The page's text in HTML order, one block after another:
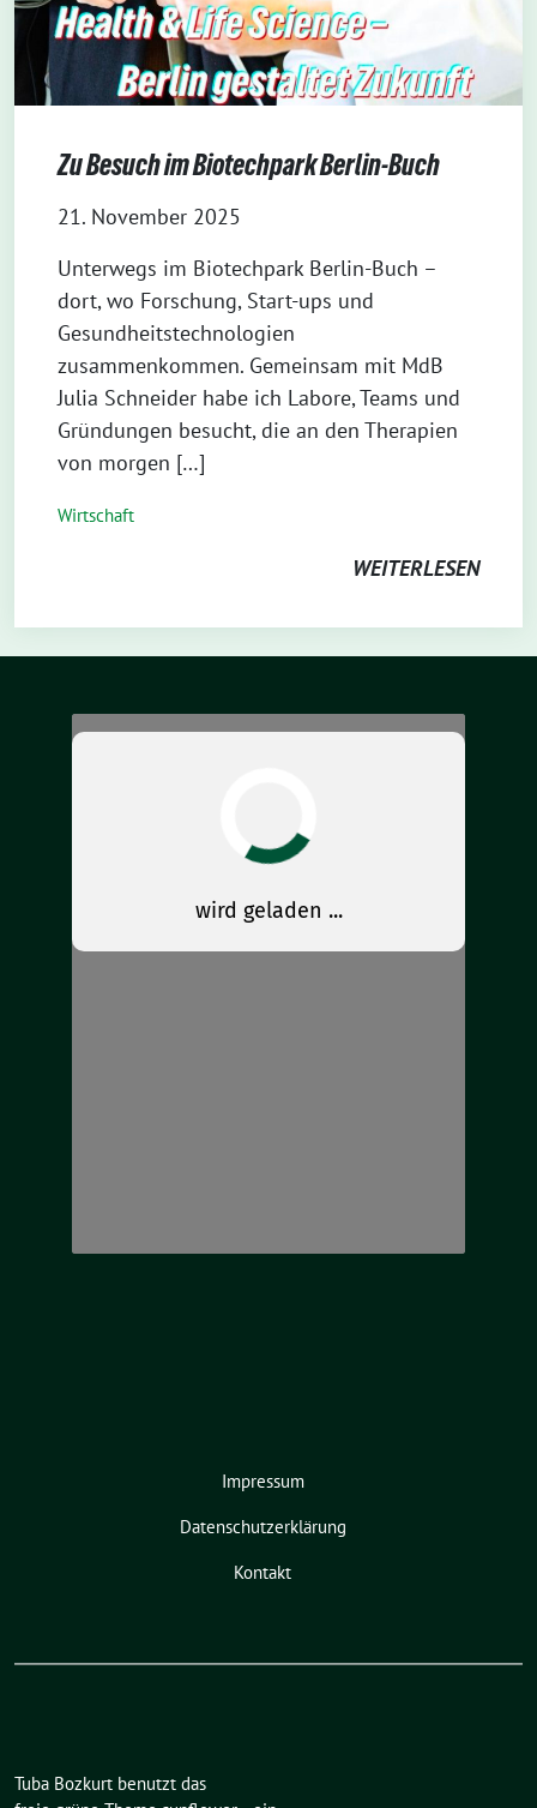
Zu Besuch im Biotechpark Berlin-Buch
21. November 2025
⁨Unterwegs im Biotechpark Berlin-Buch –
dort, wo Forschung, Start-ups und
Gesundheitstechnologien
zusammenkommen. Gemeinsam mit MdB
Julia Schneider habe ich Labore, Teams und
Gründungen besucht, die an den Therapien
von morgen […]
Wirtschaft
WEITERLESEN
Impressum
Datenschutzerklärung
Kontakt
Tuba Bozkurt benutzt das